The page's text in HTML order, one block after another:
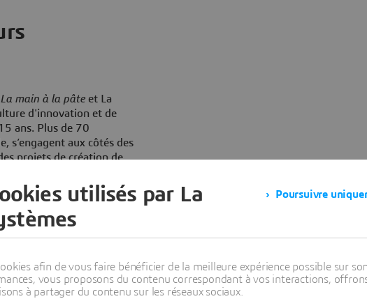
La main à la pâte et La
d'innovation et de
ans. Plus de 70
s’engagent aux côtés des
projets de création de
de produits innovants
également un
et indiennes, qui
prenant conscience de la
Poursuivre
utilisés par La
afin de vous faire bénéficier de la meilleure expérience possible sur
vous proposons du contenu correspondant à vos interactions,
à partager du contenu sur les réseaux sociaux.